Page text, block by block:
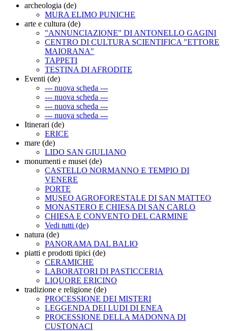
archeologia (de)
MURA ELIMO PUNICHE
arte e cultura (de)
"ANNUNCIAZIONE" DI ANTONELLO GAGINI
CENTRO DI CULTURA SCIENTIFICA "ETTORE
MAIORANA"
TAPPETI
TESTINA DI AFRODITE
Eventi (de)
--- nuova scheda ---
--- nuova scheda ---
--- nuova scheda ---
--- nuova scheda ---
Itinerari (de)
ERICE
mare (de)
LIDO SAN GIULIANO
monumenti e musei (de)
CASTELLO NORMANNO E TEMPIO DI
VENERE
PORTE
MUSEO AGROFORESTALE DI SAN MATTEO
MONASTERO E CHIESA DI SAN CARLO
CHIESA E CONVENTO DEL CARMINE
Vedi tutti (de)
natura (de)
PANORAMA DAL BALIO
piatti e prodotti tipici (de)
CERAMICHE
LABORATORI DI PASTICCERIA
LIQUORE ERICINO
tradizione e religione (de)
PROCESSIONE DEI MISTERI
LEGGENDA DEI LUDI DI ENEA
PROCESSIONE DELLA MADONNA DI
CUSTONACI